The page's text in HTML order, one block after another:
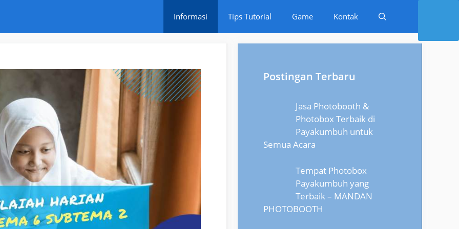
Informasi Tips Tutorial Game Kontak
Postingan Terbaru
Jasa Photobooth &
Photobox Terbaik di
Payakumbuh untuk
Semua Acara
Tempat Photobox
Payakumbuh yang
Terbaik – MANDAN
PHOTOBOOTH